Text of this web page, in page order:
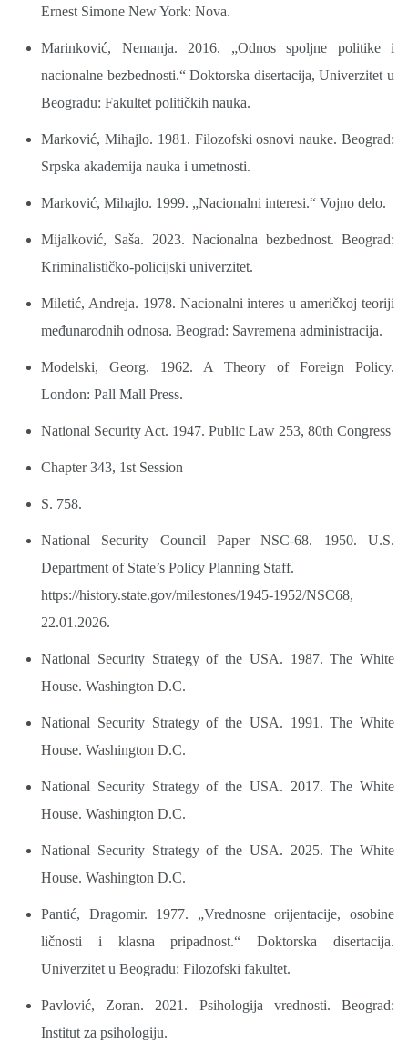
Ernest Simone New York: Nova.
Marinković, Nemanja. 2016. „Odnos spoljne politike i
nacionalne bezbednosti.“ Doktorska disertacija, Univerzitet u
Beogradu: Fakultet političkih nauka.
Marković, Mihajlo. 1981. Filozofski osnovi nauke. Beograd:
Srpska akademija nauka i umetnosti.
Marković, Mihajlo. 1999. „Nacionalni interesi.“ Vojno delo.
Mijalković, Saša. 2023. Nacionalna bezbednost. Beograd:
Kriminalističko-policijski univerzitet.
Miletić, Andreja. 1978. Nacionalni interes u američkoj teoriji
međunarodnih odnosa. Beograd: Savremena administracija.
Modelski, Georg. 1962. A Theory of Foreign Policy.
London: Pall Mall Press.
National Security Act. 1947. Public Law 253, 80th Congress
Chapter 343, 1st Session
S. 758.
National Security Council Paper NSC-68. 1950. U.S.
Department of State’s Policy Planning Staff.
https://history.state.gov/milestones/1945-1952/NSC68,
22.01.2026.
National Security Strategy of the USA. 1987. The White
House. Washington D.C.
National Security Strategy of the USA. 1991. The White
House. Washington D.C.
National Security Strategy of the USA. 2017. The White
House. Washington D.C.
National Security Strategy of the USA. 2025. The White
House. Washington D.C.
Pantić, Dragomir. 1977. „Vrednosne orijentacije, osobine
ličnosti i klasna pripadnost.“ Doktorska disertacija.
Univerzitet u Beogradu: Filozofski fakultet.
Pavlović, Zoran. 2021. Psihologija vrednosti. Beograd:
Institut za psihologiju.